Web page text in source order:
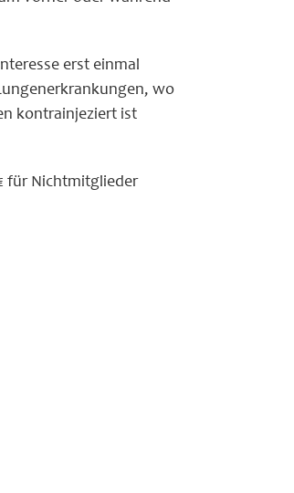
erst einmal
wo
kontrainjeziert ist
für Nichtmitglieder